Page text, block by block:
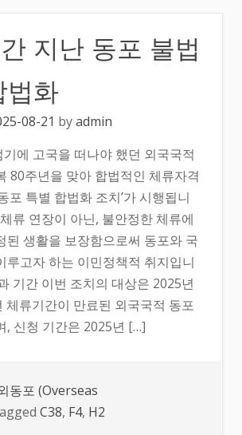
지난 동포 불법
법화
08-21 byadmin
에 고국을 떠나야 했던 외국국적
80주년을 맞아 합법적인 체류자격
포 특별 합법화 조치’가 시행됩니
류 연장이 아닌, 불안정한 체류에
된 생활을 보장함으로써 동포와 국
루고자 하는 이민정책적 취지입니
기간 이번 조치의 대상은 2025년
체류기간이 만료된 외국국적 동포
, 신청 기간은 2025년 […]
동포 (Overseas
C38, F4, H2